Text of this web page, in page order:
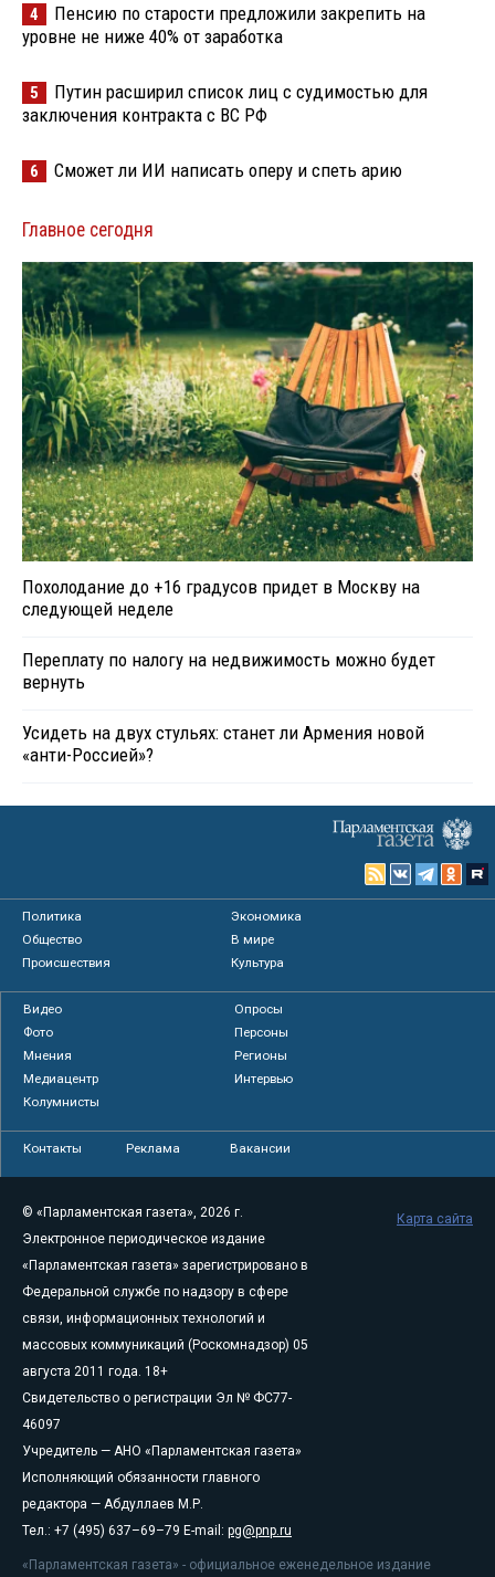
4
Пенсию по старости предложили закрепить на
уровне не ниже 40% от заработка
5
Путин расширил список лиц с судимостью для
заключения контракта с ВС РФ
6 Сможет ли ИИ написать оперу и спеть арию
Главное сегодня
Похолодание до +16 градусов придет в Москву на
следующей неделе
Переплату по налогу на недвижимость можно будет
вернуть
Усидеть на двух стульях: станет ли Армения новой
«анти-Россией»?
Политика
Экономика
Общество
В мире
Происшествия
Культура
Видео
Опросы
Фото
Персоны
Мнения
Регионы
Медиацентр
Интервью
Колумнисты
Контакты Реклама Вакансии
© «Парламентская газета», 2026 г.
Электронное периодическое издание
«Парламентская газета» зарегистрировано в
Федеральной службе по надзору в сфере
связи, информационных технологий и
массовых коммуникаций (Роскомнадзор) 05
августа 2011 года. 18+
Свидетельство о регистрации Эл № ФС77-
46097
Учредитель — АНО «Парламентская газета»
Исполняющий обязанности главного
редактора — Абдуллаев М.Р.
Тел.: +7 (495) 637–69–79 E-mail: pg@pnp.ru
«Парламентская газета» - официальное еженедельное издание
Карта сайта